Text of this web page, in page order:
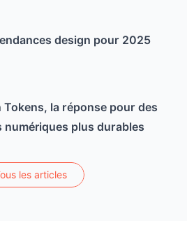
design pour 2025
Tokens, la réponse pour des
numériques plus durables
les articles